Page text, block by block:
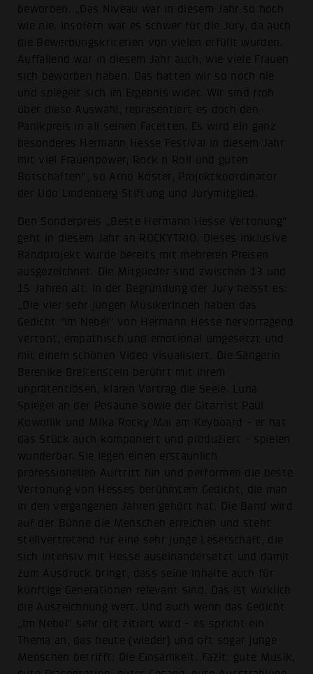
beworben. „Das Niveau war in diesem Jahr so hoch
wie nie. Insofern war es schwer für die Jury, da auch
die Bewerbungskriterien von vielen erfüllt wurden.
Auffallend war in diesem Jahr auch, wie viele Frauen
sich beworben haben. Das hatten wir so noch nie
und spiegelt sich im Ergebnis wider. Wir sind froh
über diese Auswahl, repräsentiert es doch den
Panikpreis in all seinen Facetten. Es wird ein ganz
besonderes Hermann Hesse Festival in diesem Jahr
mit viel Frauenpower, Rock n Roll und guten
Botschaften“, so Arno Köster, Projektkoordinator
der Udo Lindenberg Stiftung und Jurymitglied.
Den Sonderpreis „Beste Hermann Hesse Vertonung“
geht in diesem Jahr an ROCKYTRIO. Dieses inklusive
Bandprojekt wurde bereits mit mehreren Preisen
ausgezeichnet. Die Mitglieder sind zwischen 13 und
15 Jahren alt. In der Begründung der Jury heisst es:
„Die vier sehr jungen MusikerInnen haben das
Gedicht "Im Nebel" von Hermann Hesse hervorragend
vertont, empathisch und emotional umgesetzt und
mit einem schönen Video visualisiert. Die Sängerin
Berenike Breitenstein berührt mit ihrem
unprätentiösen, klaren Vortrag die Seele. Luna
Spiegel an der Posaune sowie der Gitarrist Paul
Kowollik und Mika Rocky Mai am Keyboard - er hat
das Stück auch komponiert und produziert - spielen
wunderbar. Sie legen einen erstaunlich
professionellen Auftritt hin und performen die beste
Vertonung von Hesses berühmtem Gedicht, die man
in den vergangenen Jahren gehört hat. Die Band wird
auf der Bühne die Menschen erreichen und steht
stellvertretend für eine sehr junge Leserschaft, die
sich intensiv mit Hesse auseinandersetzt und damit
zum Ausdruck bringt, dass seine Inhalte auch für
künftige Generationen relevant sind. Das ist wirklich
die Auszeichnung wert. Und auch wenn das Gedicht
„Im Nebel“ sehr oft zitiert wird - es spricht ein
Thema an, das heute (wieder) und oft sogar junge
Menschen betrifft: Die Einsamkeit. Fazit: gute Musik,